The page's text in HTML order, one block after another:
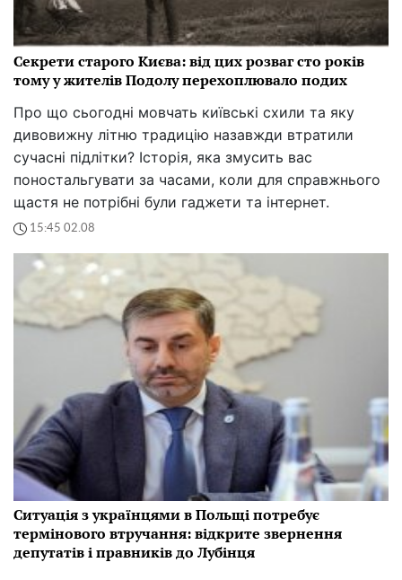
Секрети старого Києва: від цих розваг сто років
тому у жителів Подолу перехоплювало подих
Про що сьогодні мовчать київські схили та яку
дивовижну літню традицію назавжди втратили
сучасні підлітки? Історія, яка змусить вас
поностальгувати за часами, коли для справжнього
щастя не потрібні були гаджети та інтернет.
15:45 02.08
Ситуація з українцями в Польщі потребує
термінового втручання: відкрите звернення
депутатів і правників до Лубінця